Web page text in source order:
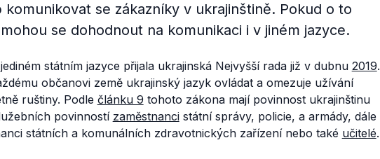
se zákazníky v ukrajinštině. Pokud o to
se dohodnout na komunikaci i v jiném jazyce.
státním jazyce přijala ukrajinská Nejvyšší rada již v dubnu 2019.
občanovi země ukrajinský jazyk ovládat a omezuje užívání
ruštiny. Podle článku 9 tohoto zákona mají povinnost ukrajinštinu
povinností zaměstnancistátní správy, policie, a armády, dále
státních a komunálních zdravotnických zařízení nebo také učitelé.